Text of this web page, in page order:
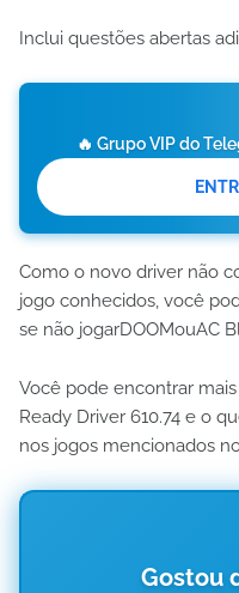
Inclui questões abertas
🔥 Grupo VIP do
Como o novo driver não
jogo conhecidos, você
se não jogarDOOMouAC
Você pode encontrar
Ready Driver 610.74 e o
nos jogos mencionados
Gostou